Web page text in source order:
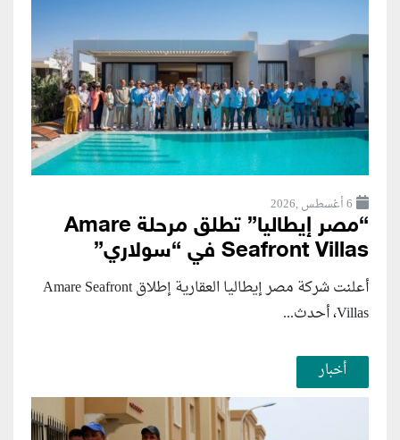
6 أغسطس ,2026
“مصر إيطاليا” تطلق مرحلة Amare
Seafront Villas في “سولاري”
أعلنت شركة مصر إيطاليا العقارية إطلاق Amare Seafront
Villas، أحدث...
أخبار